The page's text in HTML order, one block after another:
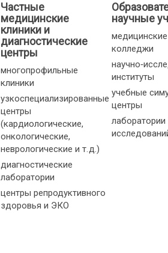
Частные
медицинские
клиники и
диагностические
центры
многопрофильные
клиники
узкоспециализированные
центры
(кардиологические,
онкологические,
неврологические и т. д.)
диагностические
лаборатории
центры репродуктивного
здоровья и ЭКО
научные
колледжи
институты
учебные
центры
лаборатории